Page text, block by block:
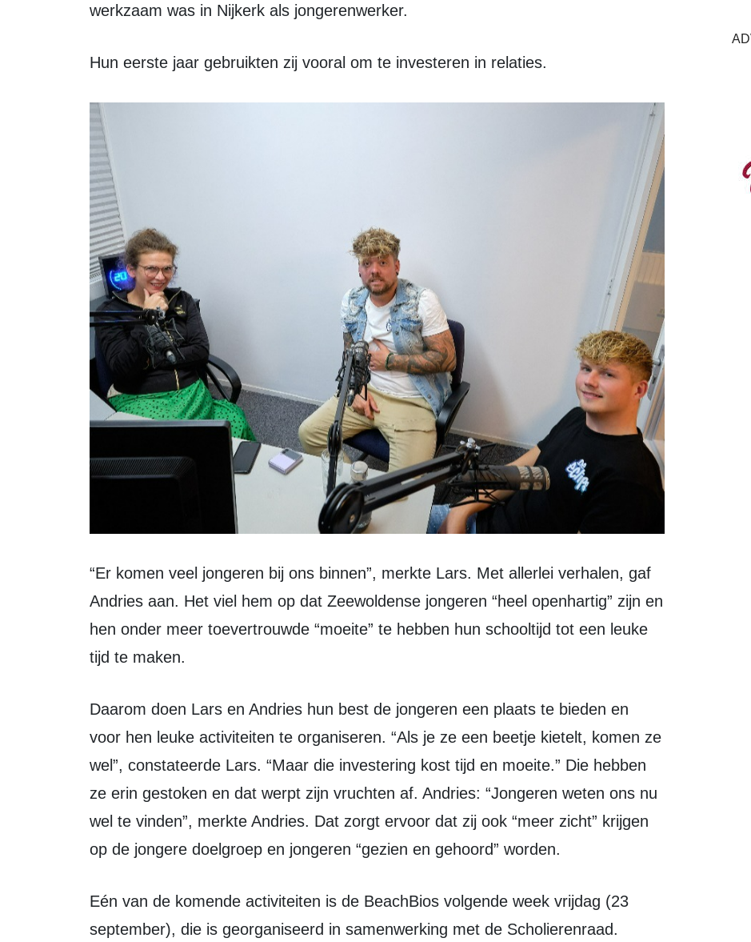
werkzaam was in Nijkerk als jongerenwerker.
Hun eerste jaar gebruikten zij vooral om te investeren in relaties.
“Er komen veel jongeren bij ons binnen”, merkte Lars. Met allerlei verhalen, gaf
Andries aan. Het viel hem op dat Zeewoldense jongeren “heel openhartig” zijn en
hen onder meer toevertrouwde “moeite” te hebben hun schooltijd tot een leuke
tijd te maken.
Daarom doen Lars en Andries hun best de jongeren een plaats te bieden en
voor hen leuke activiteiten te organiseren. “Als je ze een beetje kietelt, komen ze
wel”, constateerde Lars. “Maar die investering kost tijd en moeite.” Die hebben
ze erin gestoken en dat werpt zijn vruchten af. Andries: “Jongeren weten ons nu
wel te vinden”, merkte Andries. Dat zorgt ervoor dat zij ook “meer zicht” krijgen
op de jongere doelgroep en jongeren “gezien en gehoord” worden.
Eén van de komende activiteiten is de BeachBios volgende week vrijdag (23
september), die is georganiseerd in samenwerking met de Scholierenraad.